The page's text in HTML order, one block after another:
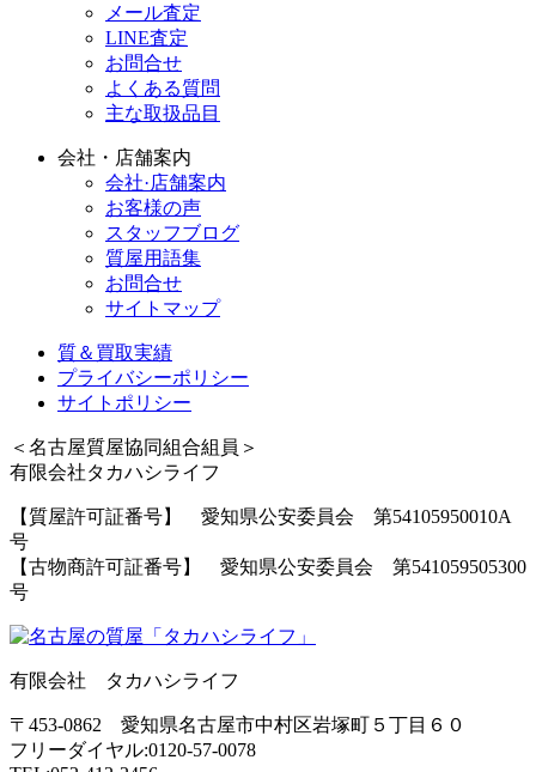
メール査定
LINE査定
お問合せ
よくある質問
主な取扱品目
会社・店舗案内
会社·店舗案内
お客様の声
スタッフブログ
質屋用語集
お問合せ
サイトマップ
質＆買取実績
プライバシーポリシー
サイトポリシー
＜名古屋質屋協同組合組員＞
有限会社タカハシライフ
【質屋許可証番号】 愛知県公安委員会 第54105950010A
号
【古物商許可証番号】 愛知県公安委員会 第541059505300
号
有限会社 タカハシライフ
〒453-0862 愛知県名古屋市中村区岩塚町５丁目６０
フリーダイヤル:0120-57-0078